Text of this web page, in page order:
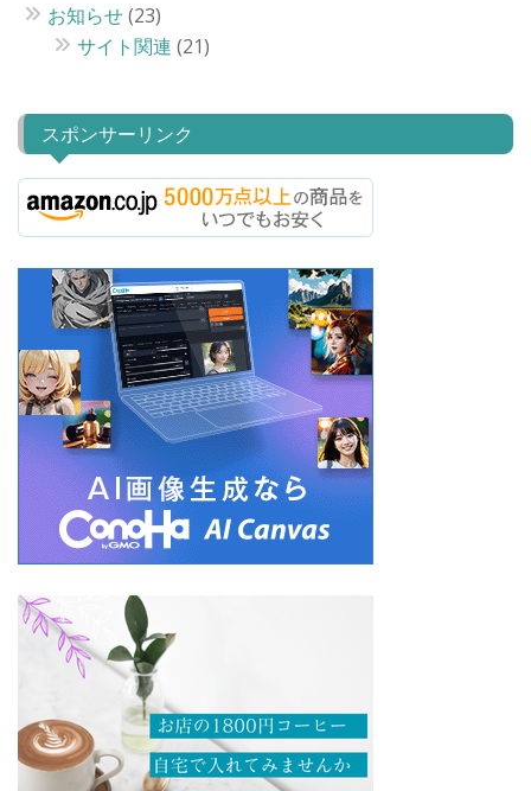
お知らせ(23)
サイト関連 (21)
スポンサーリンク